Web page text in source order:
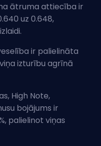
ātruma attiecība ir
uz 0.648,
ir palielināta
izturību agrīnā
High Note,
bojājums ir
palielinot viņas